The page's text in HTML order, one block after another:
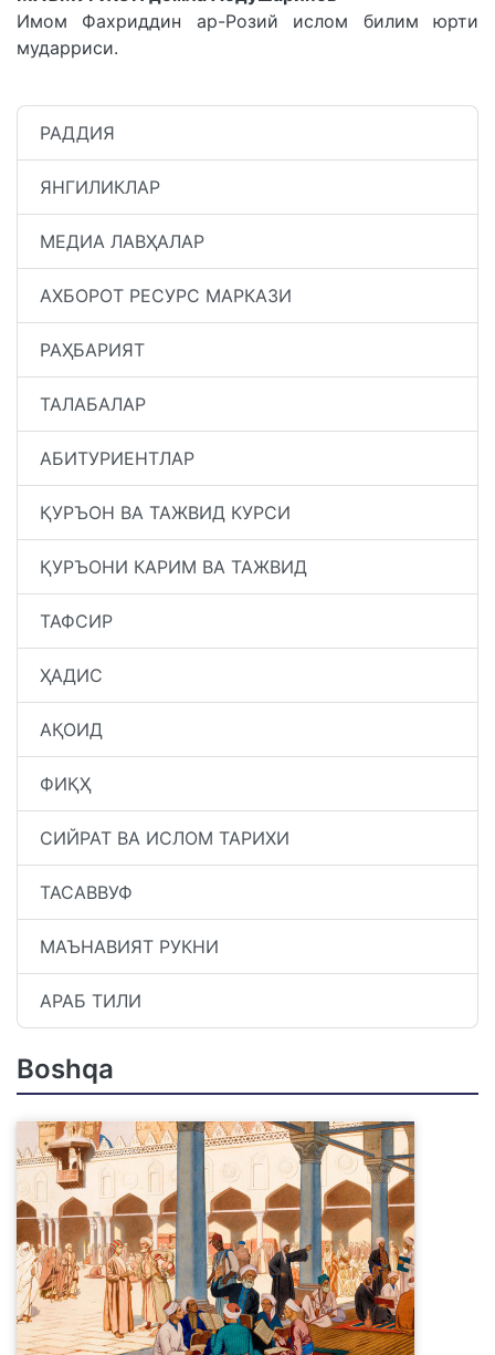
Имом Фахриддин ар-Розий ислом билим юрти
мударриси.
РАДДИЯ
ЯНГИЛИКЛАР
МЕДИА ЛАВҲАЛАР
АХБОРОТ РЕСУРС МАРКАЗИ
РАҲБАРИЯТ
ТАЛАБАЛАР
АБИТУРИЕНТЛАР
ҚУРЪОН ВА ТАЖВИД КУРСИ
ҚУРЪОНИ КАРИМ ВА ТАЖВИД
ТАФСИР
ҲАДИС
АҚОИД
ФИҚҲ
СИЙРАТ ВА ИСЛОМ ТАРИХИ
ТАСАВВУФ
МАЪНАВИЯТ РУКНИ
АРАБ ТИЛИ
Boshqa